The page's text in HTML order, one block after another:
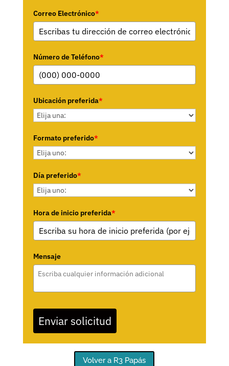
Correo Electrónico*
Número de Teléfono*
Ubicación preferida*
Formato preferido*
Día preferido*
Hora de inicio preferida*
Mensaje
Enviar solicitud
Volver a R3 Papás